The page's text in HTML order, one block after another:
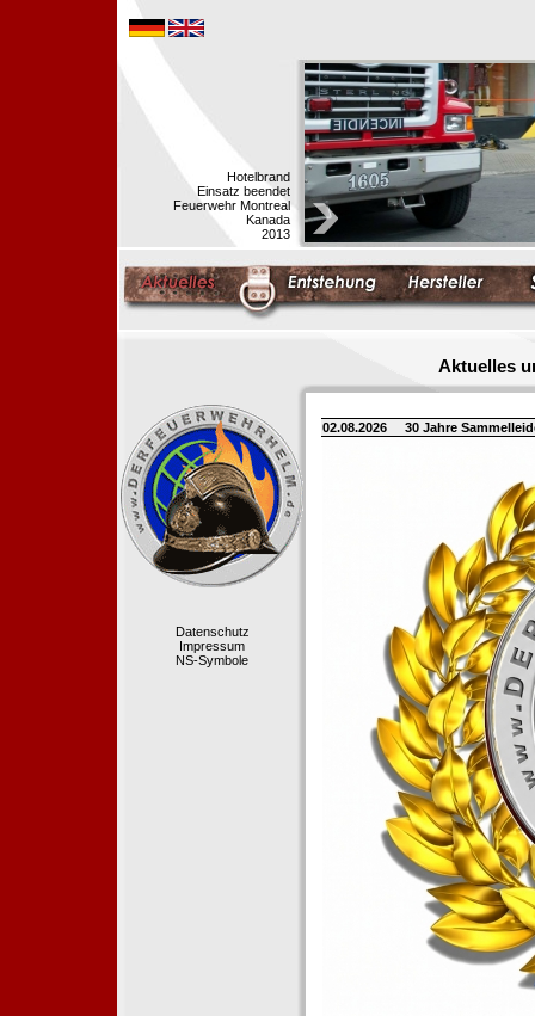
Hotelbrand
Einsatz beendet
Feuerwehr Montreal
Kanada
2013
Aktuelles
Datenschutz
Impressum
NS-Symbole
02.08.2026 30 Jahre